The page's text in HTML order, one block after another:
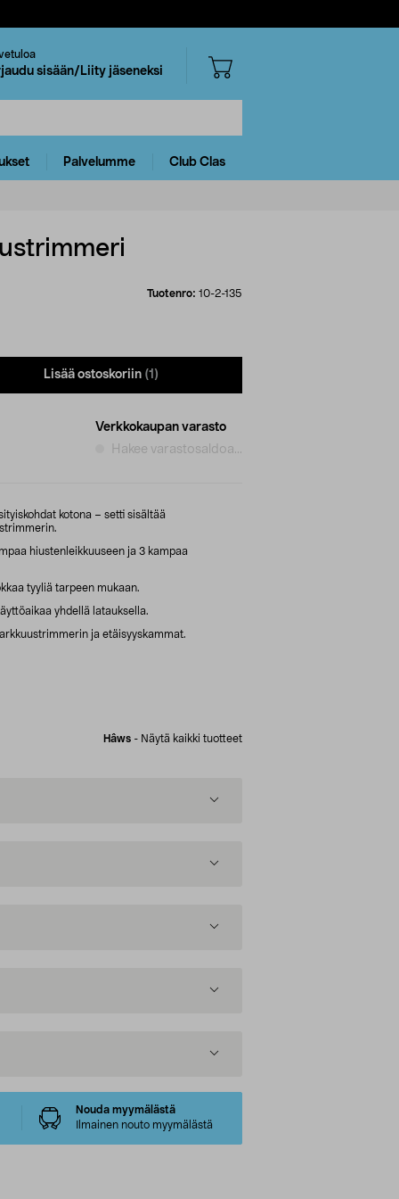
sisään/Liity jäseneksi
Palvelumme Club Clas
Tuotenro: 10-2-135
Lisää ostoskoriin (1)
Verkkokaupan varasto
Hakee varastosaldoa...
kotona – setti sisältää
hiustenleikkuuseen ja 3 kampaa
tyyliä tarpeen mukaan.
yhdellä latauksella.
ja etäisyyskammat.
Hâws - Näytä kaikki tuotteet
Nouda myymälästä
Ilmainen nouto myymälästä